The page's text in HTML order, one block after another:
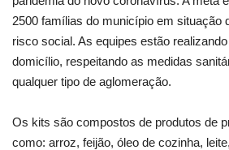
2500 famílias do município em situação
risco social. As equipes estão
domicílio, respeitando as medidas
qualquer tipo de aglomeração.
Os kits são compostos de produtos de
como: arroz, feijão, óleo de cozinha,